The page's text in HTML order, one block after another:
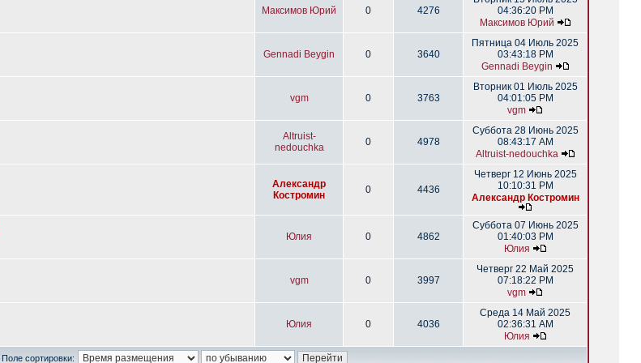
Максимов Юрий 0 4276
04:36:20 PM
Максимов Юрий
Gennadi Beygin 0 3640
Пятница 04 Июль 2025
03:43:18 PM
Gennadi Beygin
vgm 0 3763
Вторник 01 Июль 2025
04:01:05 PM
vgm
Altruist-
nedouchka
0 4978
Суббота 28 Июнь 2025
08:43:17 AM
Altruist-nedouchka
Александр
Костромин
0 4436
Четверг 12 Июнь 2025
10:10:31 PM
Александр Костромин
Юлия 0 4862
Суббота 07 Июнь 2025
01:40:03 PM
Юлия
vgm 0 3997
Четверг 22 Май 2025
07:18:22 PM
vgm
Юлия 0 4036
Среда 14 Май 2025
02:36:31 AM
Юлия
Поле сортировки: